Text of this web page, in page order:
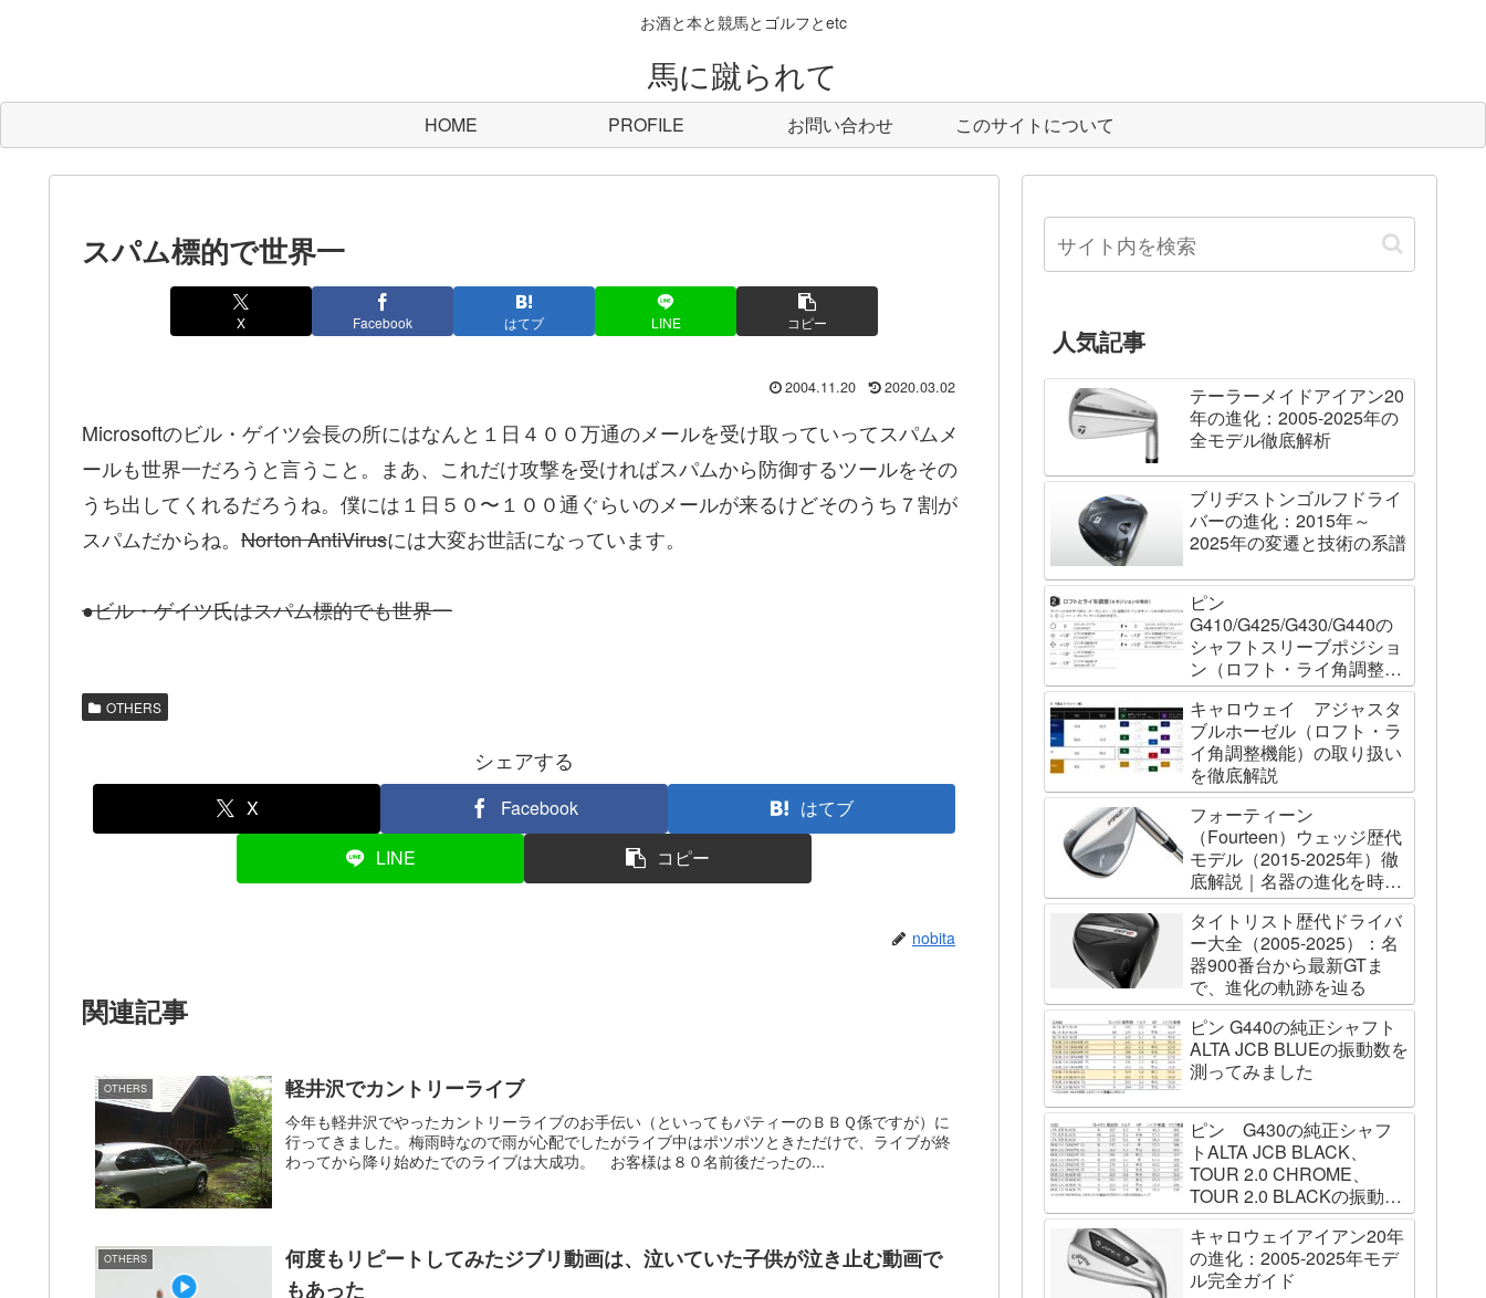
お酒と本と競馬とゴルフとetc
馬に蹴られて
HOME PROFILE お問い合わせ このサイトについて
スパム標的で世界一
X Facebook はてブ LINE コピー
2004.11.20 2020.03.02
Microsoftのビル・ゲイツ会長の所にはなんと１日４００万通のメールを受け取っていってスパムメ
ールも世界一だろうと言うこと。まあ、これだけ攻撃を受ければスパムから防御するツールをその
うち出してくれるだろうね。僕には１日５０〜１００通ぐらいのメールが来るけどそのうち７割が
スパムだからね。 Norton AntiVirusには大変お世話になっています。
●ビル・ゲイツ氏はスパム標的でも世界一
OTHERS
シェアする
X Facebook
はてブ
LINE
コピー
nobita
関連記事
OTHERS 軽井沢でカントリーライブ
今年も軽井沢でやったカントリーライブのお手伝い（といってもパティーのＢＢＱ係ですが）に
行ってきました。梅雨時なので雨が心配でしたがライブ中はポツポツときただけで、ライブが終
わってから降り始めたでのライブは大成功。 お客様は８０名前後だったの...
OTHERS
何度もリピートしてみたジブリ動画は、泣いていた子供が泣き止む動画で
もあった
人気記事
テーラーメイドアイアン20
年の進化：2005-2025年の
全モデル徹底解析
ブリヂストンゴルフドライ
バーの進化：2015年～
2025年の変遷と技術の系譜
ピン
G410/G425/G430/G440の
シャフトスリーブポジショ
ン（ロフト・ライ角調整機
能）について
キャロウェイ アジャスタ
ブルホーゼル（ロフト・ラ
イ角調整機能）の取り扱い
を徹底解説
フォーティーン
（Fourteen）ウェッジ歴代
モデル（2015-2025年）徹
底解説｜名器の進化を時系
列で辿る
タイトリスト歴代ドライバ
ー大全（2005-2025）：名
器900番台から最新GTま
で、進化の軌跡を辿る
ピン G440の純正シャフト
ALTA JCB BLUEの振動数を
測ってみました
ピン G430の純正シャフ
トALTA JCB BLACK、
TOUR 2.0 CHROME、
TOUR 2.0 BLACKの振動数
を測ってみました
キャロウェイアイアン20年
の進化：2005-2025年モデ
ル完全ガイド